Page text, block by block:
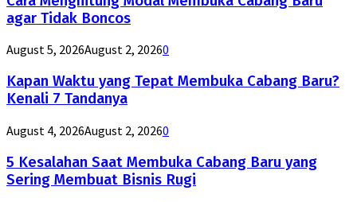
agar Tidak Boncos
August 5, 2026August 2, 20260
Kapan Waktu yang Tepat Membuka Cabang Baru?
Kenali 7 Tandanya
August 4, 2026August 2, 20260
5 Kesalahan Saat Membuka Cabang Baru yang
Sering Membuat Bisnis Rugi